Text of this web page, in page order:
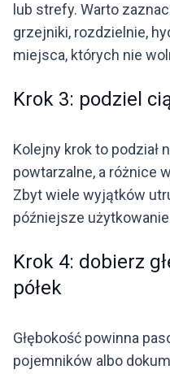
lub strefy. Warto
grzejniki, rozdzielnie,
miejsca, których nie
Krok 3: podziel
Kolejny krok to podział
powtarzalne, a różnice
Zbyt wiele wyjątków
późniejsze
Krok 4: dobierz
półek
Głębokość powinna
pojemników albo